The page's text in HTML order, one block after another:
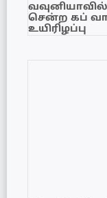
சென்ற கப்
உயிரிழப்பு